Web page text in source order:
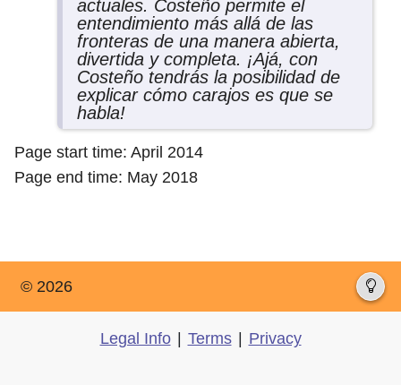
actuales. Costeño permite el
entendimiento más allá de las
fronteras de una manera abierta,
divertida y completa. ¡Ajá, con
Costeño tendrás la posibilidad de
explicar cómo carajos es que se
habla!
Page start time: April 2014
Page end time: May 2018
© 2026
Legal Info | Terms | Privacy